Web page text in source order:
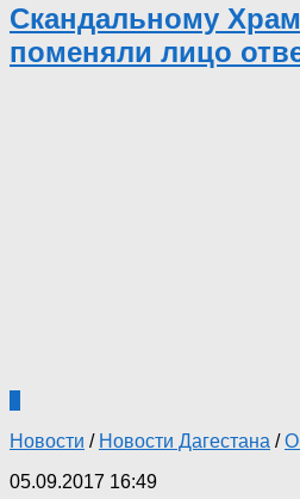
Скандальному
поменяли лицо
Новости / Новости Дагестана /
05.09.2017 16:49